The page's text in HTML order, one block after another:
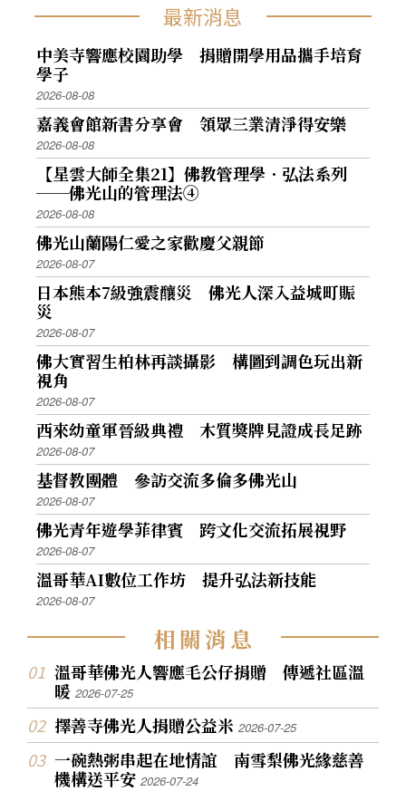
最新消息
中美寺響應校園助學 捐贈開學用品攜手培育
學子
2026-08-08
嘉義會館新書分享會 領眾三業清淨得安樂
2026-08-08
【星雲大師全集21】佛教管理學．弘法系列
──佛光山的管理法④
2026-08-08
佛光山蘭陽仁愛之家歡慶父親節
2026-08-07
日本熊本7級強震釀災 佛光人深入益城町賑
災
2026-08-07
佛大實習生柏林再談攝影 構圖到調色玩出新
視角
2026-08-07
西來幼童軍晉級典禮 木質獎牌見證成長足跡
2026-08-07
基督教團體 參訪交流多倫多佛光山
2026-08-07
佛光青年遊學菲律賓 跨文化交流拓展視野
2026-08-07
溫哥華AI數位工作坊 提升弘法新技能
2026-08-07
相關消息
溫哥華佛光人響應毛公仔捐贈 傳遞社區溫
暖2026-07-25
擇善寺佛光人捐贈公益米2026-07-25
一碗熱粥串起在地情誼 南雪梨佛光緣慈善
機構送平安2026-07-24